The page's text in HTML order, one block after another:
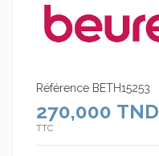
Référence BETH15253
270,000 TND
TTC